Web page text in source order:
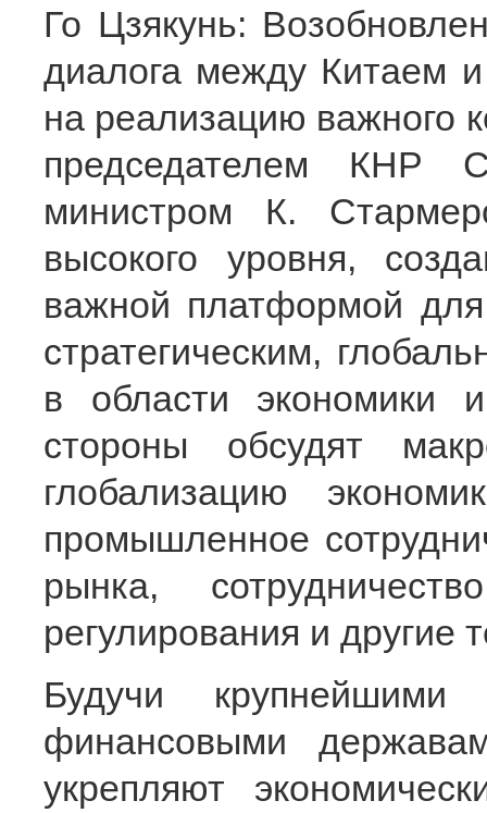
Го Цзякунь:
диалога между Китаем
на реализацию важного
председателем КНР
министром К.
высокого уровня,
важной платформой
стратегическим,
в области экономики
стороны обсудят
глобализацию
промышленное
рынка,
регулирования и другие
Будучи
финансовыми
укрепляют